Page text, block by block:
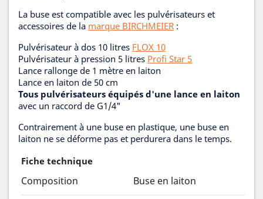
La buse est compatible avec les pulvérisateurs et
accessoires de la marque BIRCHMEIER :
Pulvérisateur à dos 10 litres FLOX 10
Pulvérisateur à pression 5 litres Profi Star 5
Lance rallonge de 1 mètre en laiton
Lance en laiton de 50 cm
Tous pulvérisateurs équipés d'une lance en laiton
avec un raccord de G1/4"
Contrairement à une buse en plastique, une buse en
laiton ne se déforme pas et perdurera dans le temps.
Fiche technique
Composition
Buse en laiton